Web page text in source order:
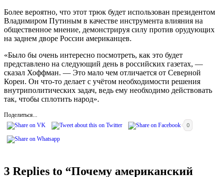
Более вероятно, что этот трюк будет использован президентом
Владимиром Путиным в качестве инструмента влияния на
общественное мнение, демонстрируя силу против орудующих
на заднем дворе России американцев.
«Было бы очень интересно посмотреть, как это будет
представлено на следующий день в российских газетах, —
сказал Хоффман. — Это мало чем отличается от Северной
Кореи. Он что-то делает с учётом необходимости решения
внутриполитических задач, ведь ему необходимо действовать
так, чтобы сплотить народ».
Поделиться...
0
3 Replies to “Почему американский